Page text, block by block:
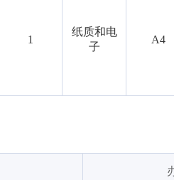
1
纸质和电
子
A4